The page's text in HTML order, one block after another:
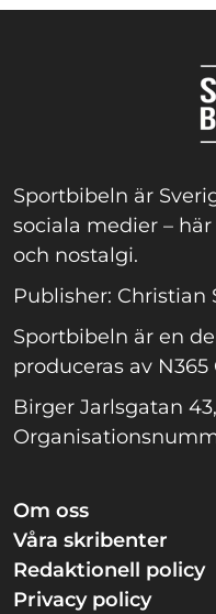
Sportbibeln är
sociala medier –
och nostalgi.
Publisher: Christian
Sportbibeln är en
produceras av N365
Birger Jarlsgatan
Om oss
Våra skribenter
Redaktionell policy
Privacy policy